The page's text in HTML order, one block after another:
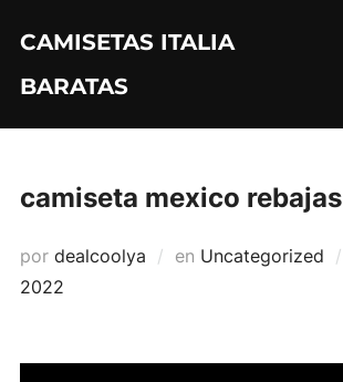
contenido
CAMISETAS ITALIA
BARATAS
camiseta mexico rebajas
por dealcoolya en Uncategorized
2022